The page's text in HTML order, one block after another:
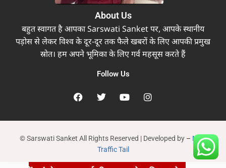
About Us
बहुत स्वागत है आपका Sarswati Sanket पर, आपके स्थानीय
पड़ोस से लेकर विश्व के दूर-दूर तक फैले खबरों के लिए आपकी प्रमुख
स्रोत। हम अपने भूमिका के लिए गर्व महसूस करते हैं
Follow Us
© Sarswati Sanket All Rights Reserved | Developed by – New
Traffic Tail